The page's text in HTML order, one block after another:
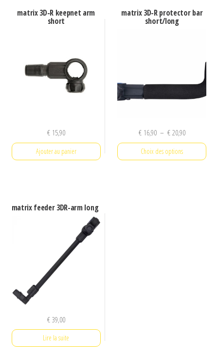
matrix 3D-R keepnet arm
short
€15,90
Ajouter au panier
matrix 3D-R protector bar
short/long
€16,90 – €20,90Plage
de
Choix des options
matrix feeder 3DR-arm long
€39,00
Lire la suite